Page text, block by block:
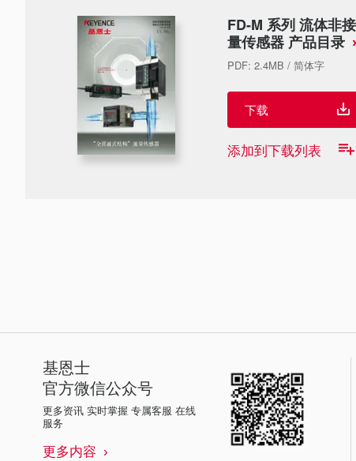
FD-M 系列 流体非
量传感器 产品目录
PDF: 2.4MB / 简体字
下载
添加到下载列表
基恩士
官方微信公众号
更多资讯 实时掌握 专属客服 在线
服务
更多内容